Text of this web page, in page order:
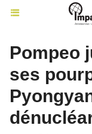
Pompeo
ses